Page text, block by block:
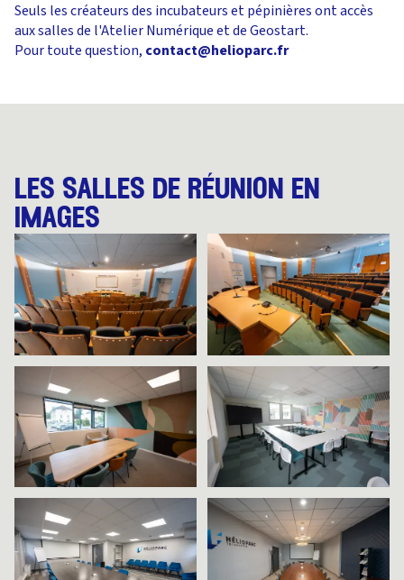
Seuls les créateurs des incubateurs et pépinières ont accès
aux salles de l'Atelier Numérique et de Geostart.
Pour toute question, contact@helioparc.fr
les salles de réunion en
images